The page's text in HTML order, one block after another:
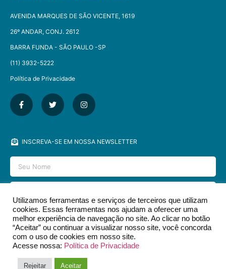
AVENIDA MARQUES DE SÃO VICENTE, 1619
26º ANDAR, CONJ. 2612
BARRA FUNDA - SÃO PAULO -SP​
(11) 3932-5222
Política de Privacidade
INSCREVA-SE EM NOSSA NEWSLETTER
ENVIAR
Utilizamos ferramentas e serviços de terceiros que utilizam
cookies. Essas ferramentas nos ajudam a oferecer uma
melhor experiência de navegação no site. Ao clicar no botão
“Aceitar” ou continuar a visualizar nosso site, você concorda
com o uso de cookies em nosso site.
Acesse nossa: Política de Privacidade
Rejeitar Aceitar